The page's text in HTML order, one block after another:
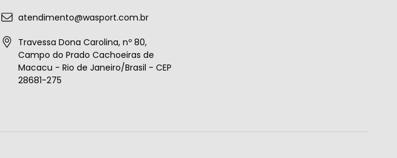
atendimento@wasport.com.br
Travessa Dona Carolina, nº 80,
Campo do Prado Cachoeiras de
Macacu - Rio de Janeiro/Brasil - CEP
28681-275